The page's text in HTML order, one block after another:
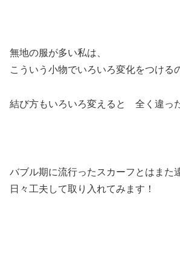
無地の服が多い私は、
こういう小物でいろいろ変化をつける
結び方もいろいろ変えると 全く違っ
バブル期に流行ったスカーフとはまた
日々工夫して取り入れてみます！